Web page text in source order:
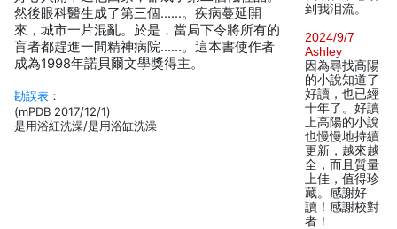
然後眼科醫生成了第三個……。疾病蔓延開
來，城市一片混亂。於是，當局下令將所有的
盲者都趕進一間精神病院……。這本書使作者
成為1998年諾貝爾文學獎得主。
勘誤表 ：
(mPDB 2017/12/1)
是用浴紅洗澡/是用浴缸洗澡
到我泪流。
2024/9/7
Ashley
因為尋找高陽
的小說知道了
好讀，也已經
十年了。好讀
上高陽的小說
也慢慢地持續
更新，越來越
全，而且質量
上佳，值得珍
藏。感謝好
讀！感謝校對
者！